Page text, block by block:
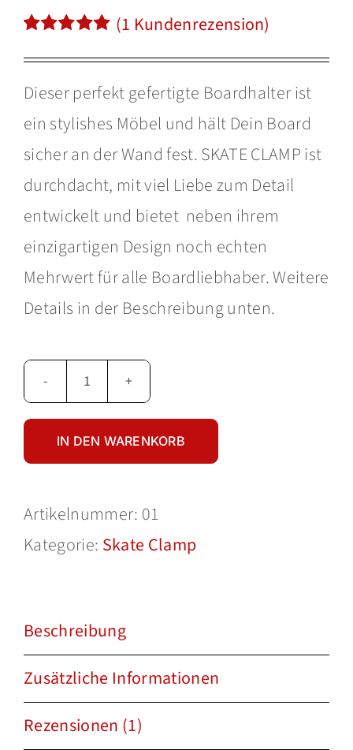
mit5.00von
5, basierend
auf
Kundenbewertung
(1 Kundenrezension)
Dieser perfekt gefertigte Boardhalter ist
ein stylishes Möbel und hält Dein Board
sicher an der Wand fest. SKATE CLAMP ist
durchdacht, mit viel Liebe zum Detail
entwickelt und bietet neben ihrem
einzigartigen Design noch echten
Mehrwert für alle Boardliebhaber. Weitere
Details in der Beschreibung unten.
CLAMP
IN DEN WARENKORB
Artikelnummer: 01
Kategorie: Skate Clamp
Beschreibung
Zusätzliche Informationen
Rezensionen (1)